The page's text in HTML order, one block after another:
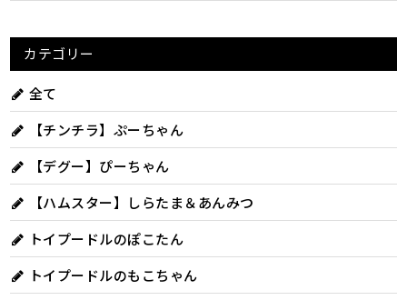
カテゴリー
全て
【チンチラ】ぷーちゃん
【デグー】ぴーちゃん
【ハムスター】しらたま＆あんみつ
トイプードルのぽこたん
トイプードルのもこちゃん